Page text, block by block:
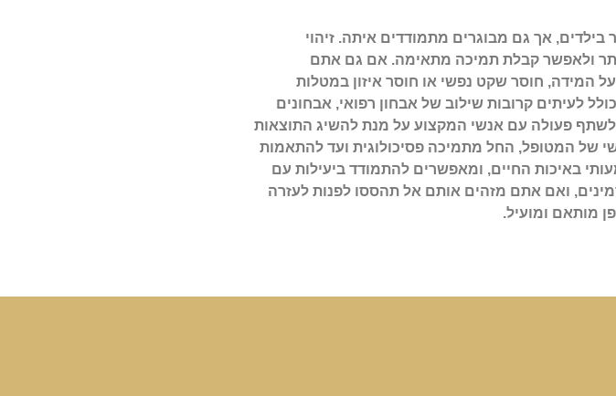
אך גם מבוגרים מתמודדים איתה. זיהוי
יותר ולאפשר קבלת תמיכה מתאימה. אם גם אתם
המידה, חוסר שקט נפשי או חוסר איזון במטלות
לעיתים קרובות שילוב של אבחון רפואי, אבחונים
ולשתף פעולה עם אנשי המקצוע על מנת להשיג התוצאות
של המטופל, החל מתמיכה פסיכולוגית ועד להתאמות
באיכות החיים, ומאפשרים להתמודד ביעילות עם
ואם אתם מזהים אותם אל תהססו לפנות לעזרה
מותאם ומועיל.